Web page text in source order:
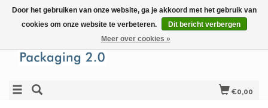
€0,00
Door het gebruiken van onze website, ga je akkoord met het gebruik van
cookies om onze website te verbeteren.
Dit bericht verbergen
Meer over cookies »